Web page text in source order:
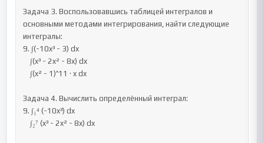
Задача 3. Воспользовавшись таблицей интегралов и
основными методами интегрирования, найти следующие
интегралы:
9. ∫(-10x³ - 3) dx
Задача 4. Вычислить определённый интеграл:
9. ∫₁⁴ (-10x³) dx